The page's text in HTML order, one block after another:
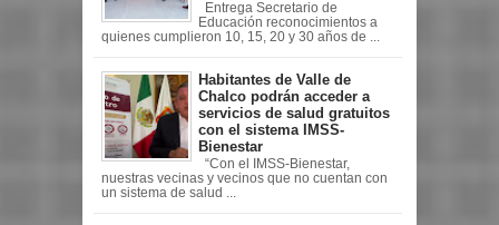
Entrega Secretario de
Educación reconocimientos a
quienes cumplieron 10, 15, 20 y 30 años de ...
Habitantes de Valle de
Chalco podrán acceder a
servicios de salud gratuitos
con el sistema IMSS-
Bienestar
“Con el IMSS-Bienestar,
nuestras vecinas y vecinos que no cuentan con
un sistema de salud ...